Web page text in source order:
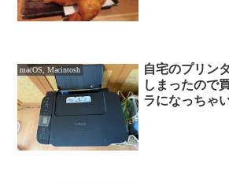
macOS, Macintosh
自宅のプリン
しまったので
ラになっちゃ